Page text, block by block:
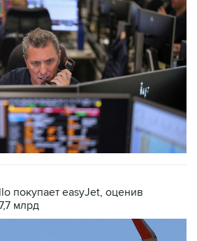
покупает easyJet, оценив
млрд